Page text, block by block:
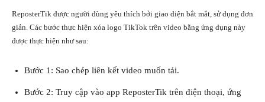
ReposterTik được người dùng yêu thích bởi giao diện bắt mắt, sử dụng đơn
giản. Các bước thực hiện xóa logo TikTok trên video bằng ứng dụng này
được thực hiện như sau:
Bước 1: Sao chép liên kết video muốn tải.
Bước 2: Truy cập vào app ReposterTik trên điện thoại, ứng